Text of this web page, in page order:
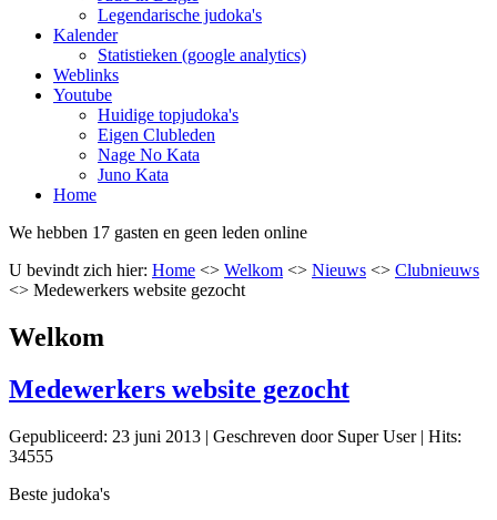
Legendarische judoka's
Kalender
Statistieken (google analytics)
Weblinks
Youtube
Huidige topjudoka's
Eigen Clubleden
Nage No Kata
Juno Kata
Home
We hebben 17 gasten en geen leden online
U bevindt zich hier: Home <> Welkom <> Nieuws <> Clubnieuws
<> Medewerkers website gezocht
Welkom
Medewerkers website gezocht
Gepubliceerd: 23 juni 2013 | Geschreven door Super User| Hits:
34555
Beste judoka's